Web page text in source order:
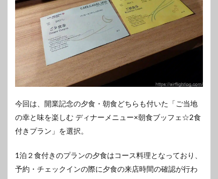
今回は、開業記念の夕食・朝食どちらも付いた「ご当地
の幸と味を楽しむ ディナーメニュー×朝食ブッフェ☆2食
付きプラン」を選択。
1泊２食付きのプランの夕食はコース料理となっており、
予約・チェックインの際に夕食の来店時間の確認が行わ